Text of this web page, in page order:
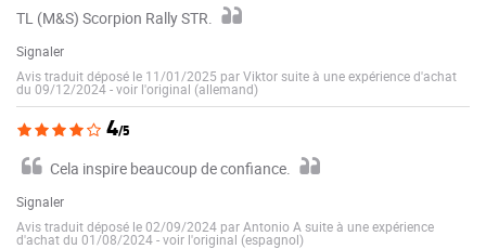
TL (M&S) Scorpion Rally STR.
Signaler
Avis traduit déposé le 11/01/2025 par Viktor suite à une expérience d'achat
du 09/12/2024-voir l'original (allemand)
4/5
Cela inspire beaucoup de confiance.
Signaler
Avis traduit déposé le 02/09/2024 par Antonio A suite à une expérience
d'achat du 01/08/2024-voir l'original (espagnol)